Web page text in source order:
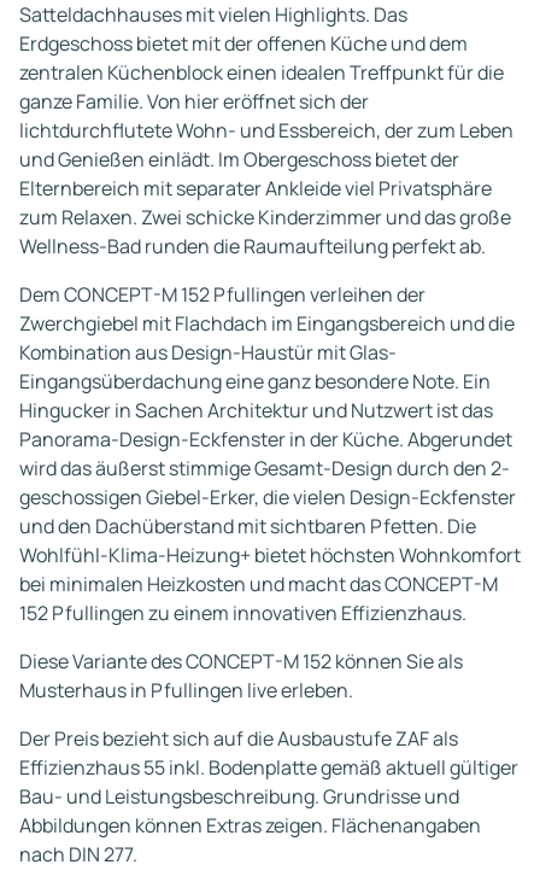
Satteldachhauses mit vielen Highlights. Das
Erdgeschoss bietet mit der offenen Küche und dem
zentralen Küchenblock einen idealen Treffpunkt für die
ganze Familie. Von hier eröffnet sich der
lichtdurchflutete Wohn- und Essbereich, der zum Leben
und Genießen einlädt. Im Obergeschoss bietet der
Elternbereich mit separater Ankleide viel Privatsphäre
zum Relaxen. Zwei schicke Kinderzimmer und das große
Wellness-Bad runden die Raumaufteilung perfekt ab.
Dem CONCEPT-M 152 Pfullingen verleihen der
Zwerchgiebel mit Flachdach im Eingangsbereich und die
Kombination aus Design-Haustür mit Glas-
Eingangsüberdachung eine ganz besondere Note. Ein
Hingucker in Sachen Architektur und Nutzwert ist das
Panorama-Design-Eckfenster in der Küche. Abgerundet
wird das äußerst stimmige Gesamt-Design durch den 2-
geschossigen Giebel-Erker, die vielen Design-Eckfenster
und den Dachüberstand mit sichtbaren Pfetten. Die
Wohlfühl-Klima-Heizung+ bietet höchsten Wohnkomfort
bei minimalen Heizkosten und macht das CONCEPT-M
152 Pfullingen zu einem innovativen Effizienzhaus.
Diese Variante des CONCEPT-M 152 können Sie als
Musterhaus in Pfullingen live erleben.
Der Preis bezieht sich auf die Ausbaustufe ZAF als
Effizienzhaus 55 inkl. Bodenplatte gemäß aktuell gültiger
Bau- und Leistungsbeschreibung. Grundrisse und
Abbildungen können Extras zeigen. Flächenangaben
nach DIN 277.